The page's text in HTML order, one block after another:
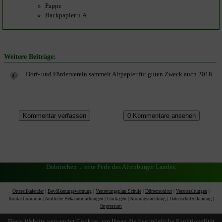
Pappe
Backpapier u.Ä.
Weitere Beiträge:
Dorf- und Förderverein sammelt Altpapier für guten Zweck auch 2018
Dobitschen ... eine Perle des Altenburger Landes.
Ortsteilkalender Bevölkerungswarnung Vertretungsplan Schule Dürremonitor Veranstaltungen
Kontaktformular| Amtliche Bekanntmachungen| Umfragen| Störungsmeldung| Datenschutzerklärung|
Impressum